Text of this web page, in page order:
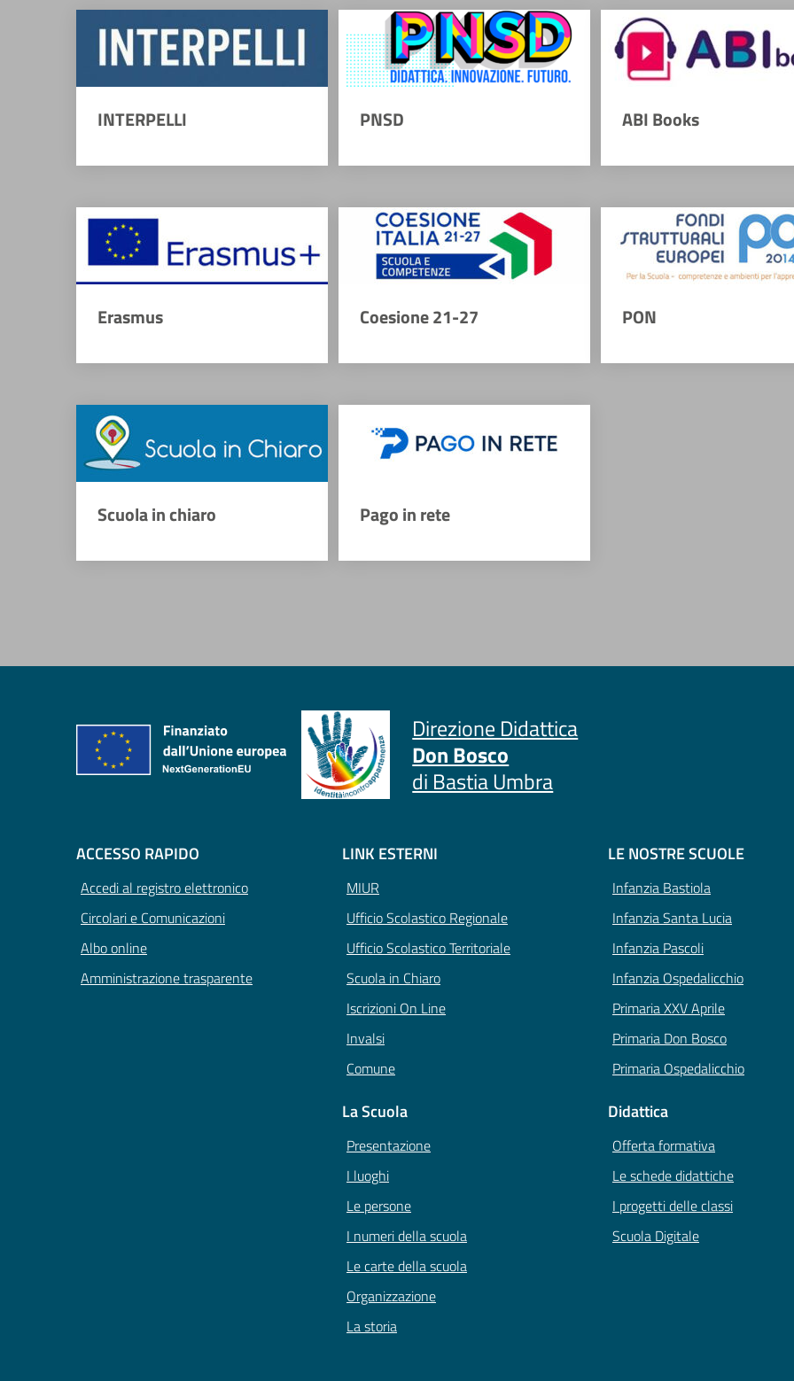
INTERPELLI PNSD ABI Books
Erasmus Coesione 21-27 PON
Scuola in chiaro Pago in rete
Direzione Didattica
Don Bosco
di Bastia Umbra
ACCESSO RAPIDO
Accedi al registro elettronico
Circolari e Comunicazioni
Albo online
Amministrazione trasparente
LINK ESTERNI
MIUR
Ufficio Scolastico Regionale
Ufficio Scolastico Territoriale
Scuola in Chiaro
Iscrizioni On Line
Invalsi
Comune
La Scuola
Presentazione
I luoghi
Le persone
I numeri della scuola
Le carte della scuola
Organizzazione
La storia
LE NOSTRE SCUOLE
Infanzia Bastiola
Infanzia Santa Lucia
Infanzia Pascoli
Infanzia Ospedalicchio
Primaria XXV Aprile
Primaria Don Bosco
Primaria Ospedalicchio
Didattica
Offerta formativa
Le schede didattiche
I progetti delle classi
Scuola Digitale